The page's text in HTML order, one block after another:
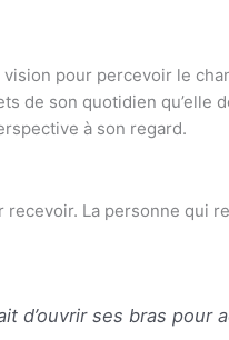
pour percevoir le
de son quotidien
à son regard.
La personne
d’ouvrir ses bras